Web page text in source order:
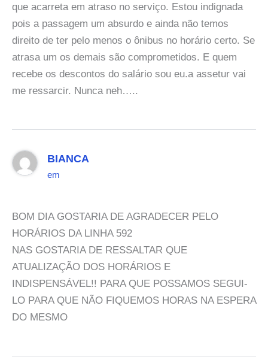
que acarreta em atraso no serviço. Estou indignada
pois a passagem um absurdo e ainda não temos
direito de ter pelo menos o ônibus no horário certo. Se
atrasa um os demais são comprometidos. E quem
recebe os descontos do salário sou eu.a assetur vai
me ressarcir. Nunca neh…..
BIANCA
em
BOM DIA GOSTARIA DE AGRADECER PELO
HORÁRIOS DA LINHA 592
NAS GOSTARIA DE RESSALTAR QUE
ATUALIZAÇÃO DOS HORÁRIOS E
INDISPENSÁVEL!! PARA QUE POSSAMOS SEGUI-
LO PARA QUE NÃO FIQUEMOS HORAS NA ESPERA
DO MESMO